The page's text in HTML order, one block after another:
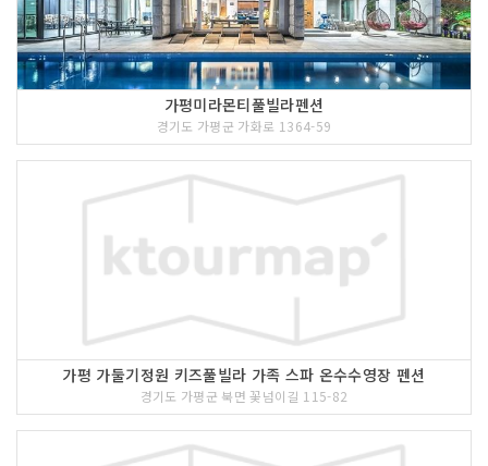
가평미라몬티풀빌라펜션
경기도 가평군 가화로 1364-59
가평 가둘기정원 키즈풀빌라 가족 스파 온수수영장 펜션
경기도 가평군 북면 꽃넘이길 115-82